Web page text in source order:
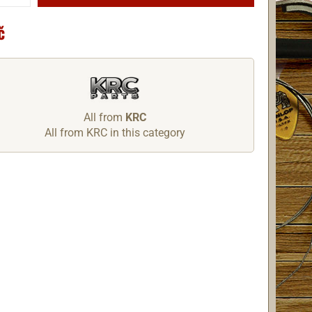
All from KRC
All from KRC in this category